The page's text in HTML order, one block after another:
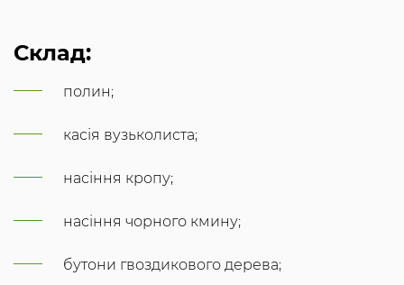
Склад:
полин;
касія вузьколиста;
насіння кропу;
насіння чорного кмину;
бутони гвоздикового дерева;